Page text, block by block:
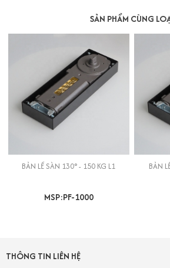
SẢN PHẨM CÙNG
BẢN LỀ SÀN 130° - 150 KG L1
MSP:PF-1000
THÔNG TIN LIÊN HỆ